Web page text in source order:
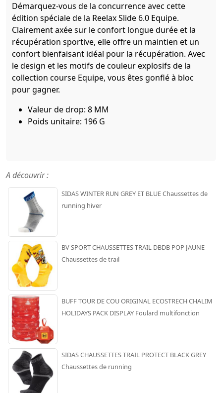
Démarquez-vous de la concurrence avec cette
édition spéciale de la Reelax Slide 6.0 Equipe.
Clairement axée sur le confort longue durée et la
récupération sportive, elle offre un maintien et un
confort bienfaisant idéal pour la récupération. Avec
le design et les motifs de couleur explosifs de la
collection course Equipe, vous êtes gonflé à bloc
pour gagner.
Valeur de drop: 8 MM
Poids unitaire: 196 G
A découvrir :
SIDAS WINTER RUN GREY ET BLUE Chaussettes de
running hiver
BV SPORT CHAUSSETTES TRAIL DBDB POP JAUNE
Chaussettes de trail
BUFF TOUR DE COU ORIGINAL ECOSTRECH CHALIM
HOLIDAYS PACK DISPLAY Foulard multifonction
SIDAS CHAUSSETTES TRAIL PROTECT BLACK GREY
Chaussettes de running